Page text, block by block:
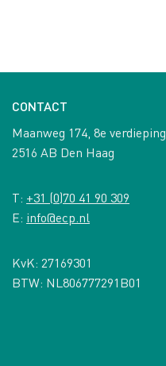
CONTACT
Maanweg 174, 8e verdieping
2516 AB Den Haag
T: +31 (0)70 41 90 309
E: info@ecp.nl
KvK: 27169301
BTW: NL806777291B01